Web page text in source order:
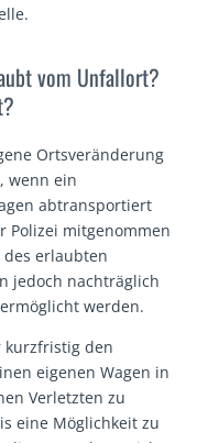
vom Unfallort?
Ortsveränderung
wenn ein
abtransportiert
Polizei mitgenommen
erlaubten
jedoch nachträglich
werden.
kurzfristig den
eigenen Wagen in
Verletzten zu
eine Möglichkeit zu